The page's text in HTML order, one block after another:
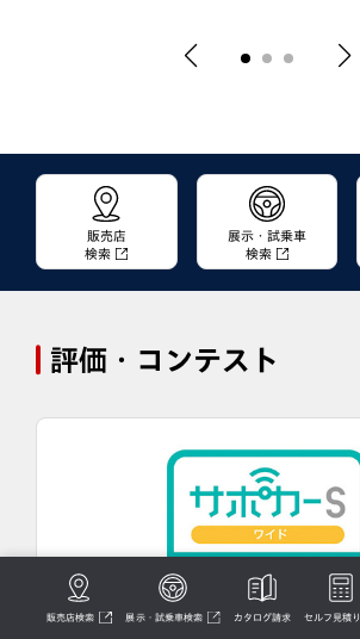
販売店
検索
展示・試乗車
検索
評価・コンテスト
販売店検索 展示・試乗車検索 カタログ請求 セルフ見積り